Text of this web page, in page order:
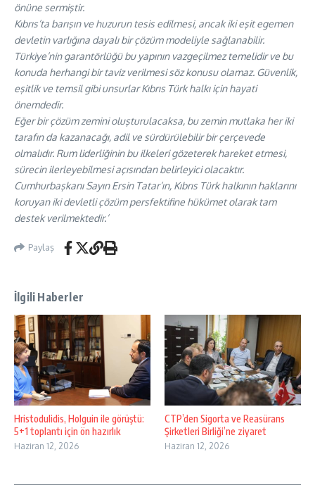
önüne sermiştir.
Kıbrıs’ta barışın ve huzurun tesis edilmesi, ancak iki eşit egemen
devletin varlığına dayalı bir çözüm modeliyle sağlanabilir.
Türkiye’nin garantörlüğü bu yapının vazgeçilmez temelidir ve bu
konuda herhangi bir taviz verilmesi söz konusu olamaz. Güvenlik,
eşitlik ve temsil gibi unsurlar Kıbrıs Türk halkı için hayati
önemdedir.
Eğer bir çözüm zemini oluşturulacaksa, bu zemin mutlaka her iki
tarafın da kazanacağı, adil ve sürdürülebilir bir çerçevede
olmalıdır. Rum liderliğinin bu ilkeleri gözeterek hareket etmesi,
sürecin ilerleyebilmesi açısından belirleyici olacaktır.
Cumhurbaşkanı Sayın Ersin Tatar’ın, Kıbrıs Türk halkının haklarını
koruyan iki devletli çözüm persfektifine hükümet olarak tam
destek verilmektedir.’
Paylaş
İlgili Haberler
Hristodulidis, Holguin ile görüştü:
5+1 toplantı için ön hazırlık
Haziran 12, 2026
CTP’den Sigorta ve Reasürans
Şirketleri Birliği’ne ziyaret
Haziran 12, 2026